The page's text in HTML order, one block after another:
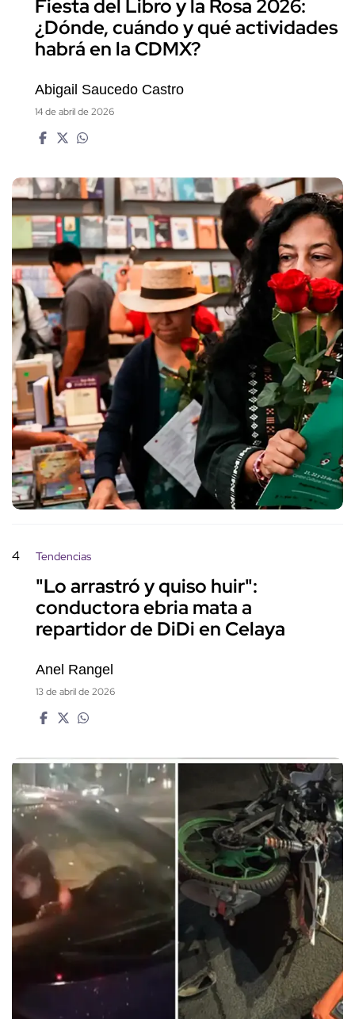
Fiesta del Libro y la Rosa 2026:
¿Dónde, cuándo y qué actividades
habrá en la CDMX?
Abigail Saucedo Castro
14 de abril de 2026
4 Tendencias
"Lo arrastró y quiso huir":
conductora ebria mata a
repartidor de DiDi en Celaya
Anel Rangel
13 de abril de 2026